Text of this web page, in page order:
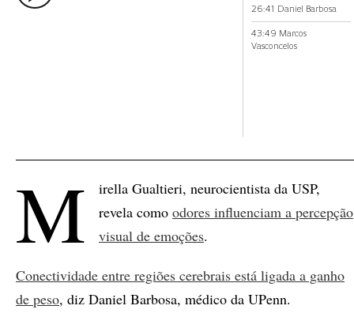
26:41 Daniel Barbosa
43:49 Marcos
Vasconcelos
M
irella Gualtieri, neurocientista da USP,
revela como odores influenciam a percepção
visual de emoções.
Conectividade entre regiões cerebrais está ligada a ganho
de peso, diz Daniel Barbosa, médico da UPenn.